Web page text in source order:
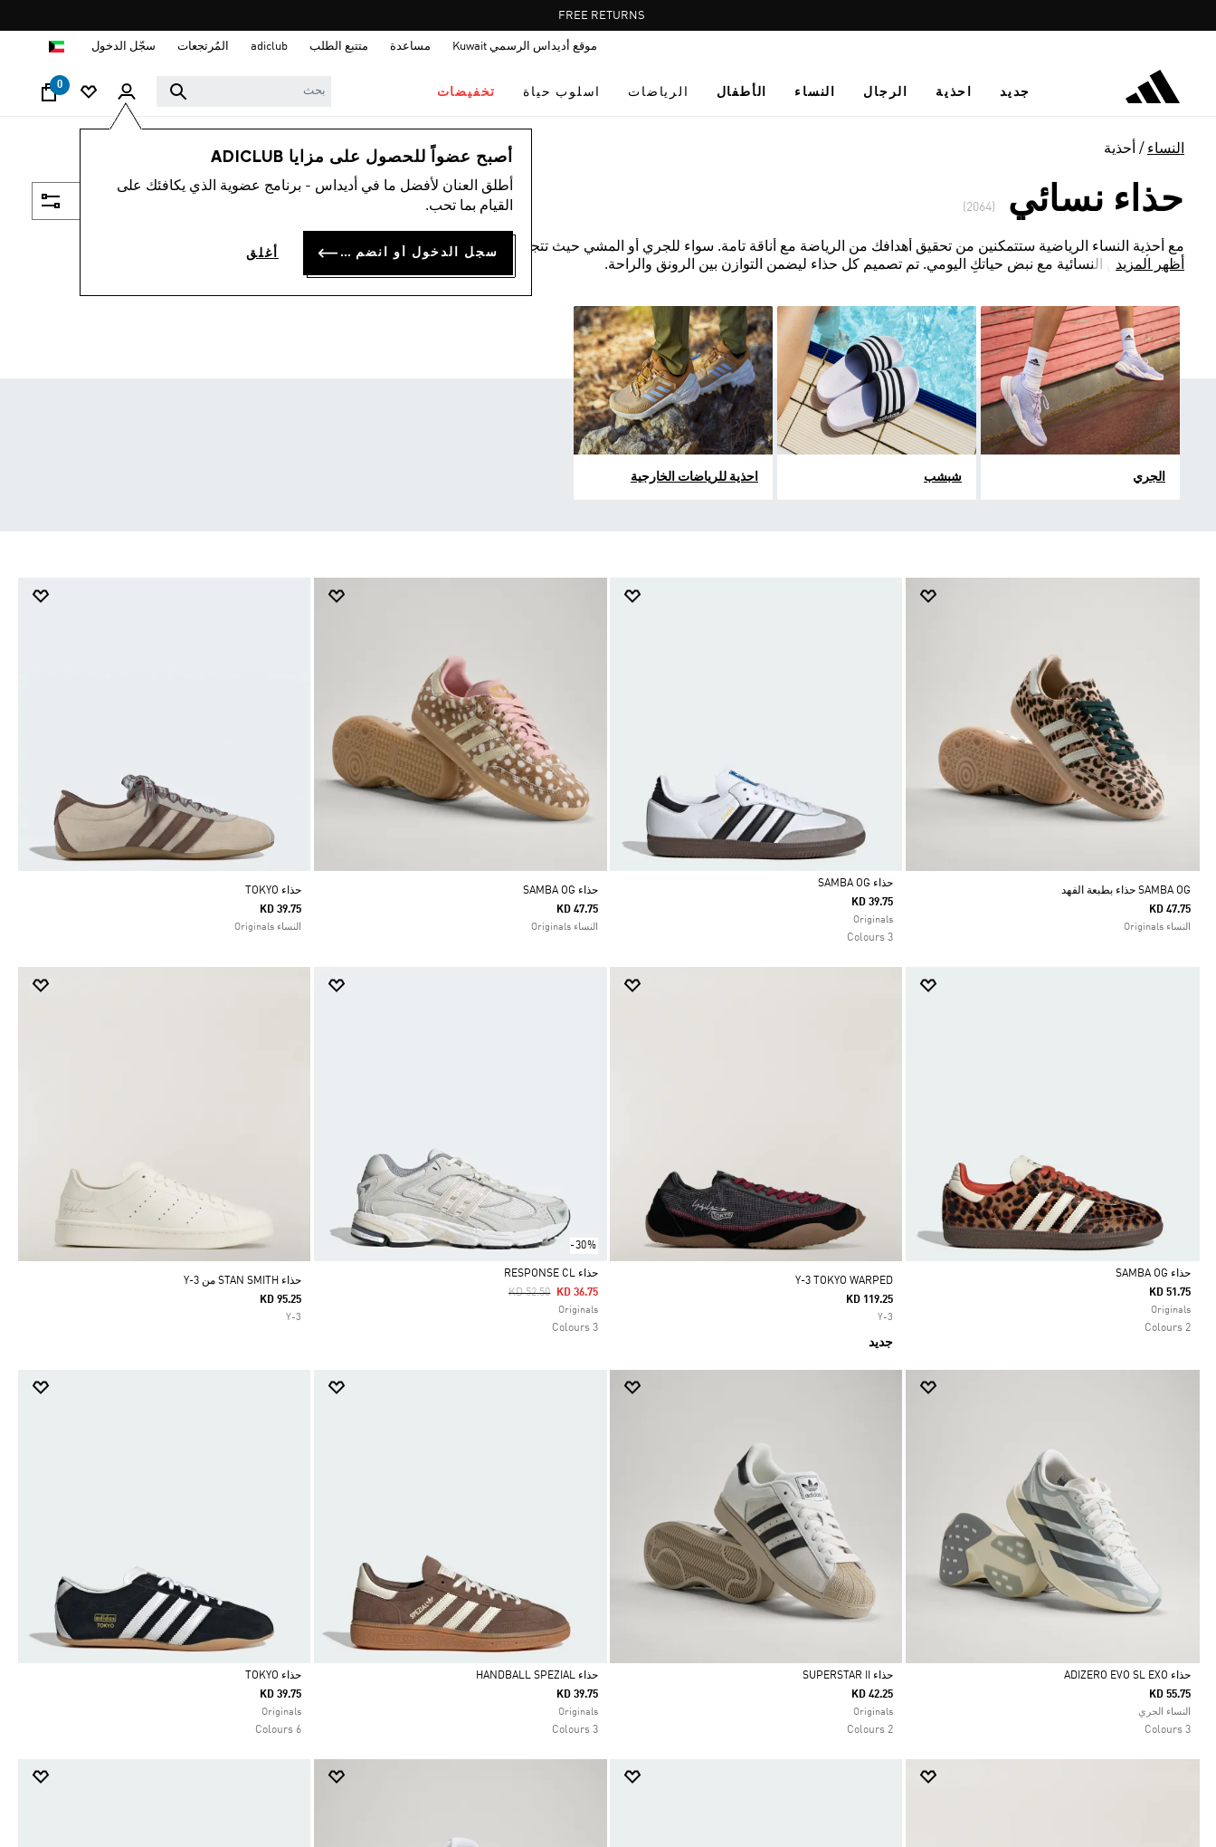
Pause
promotion
FREE RETURNS
موقع أديداس الرسمي Kuwait مساعدة متتبع الطلب adiclub المُرتجعات سجّل الدخول
جديد احذية الرجال النساء الأطفال الرياضات اسلوب حياة تخفيضات
0
أصبح عضواً للحصول على مزايا ADICLUB
أطلق العنان لأفضل ما في أديداس - برنامج عضوية الذي يكافئك على
القيام بما تحب.
سجل الدخول أو انضم الآن أغلق
النساء أحذية
حذاء نسائي (2064)
مع أحذية النساء الرياضية ستتمكنين من تحقيق أهدافك من الرياضة مع أناقة تامة. سواء للجري أو المشي حيث تتجاوب تشكيلة
أحذية أديداس النسائية مع نبض حياتكِ اليومي. تم تصميم كل حذاء ليضمن التوازن بين الرونق والراحة.
أظهر المزيد
الجري شبشب احذية للرياضات الخارجية
SAMBA OG حذاء بطبعة الفهد
KD 47.75
النساء Originals
Selected
حذاء SAMBA OG
KD 39.75
Originals
3 Colours
حذاء SAMBA OG
KD 47.75
النساء Originals
حذاء TOKYO
KD 39.75
النساء Originals
Selected
حذاء SAMBA OG
KD 51.75
Originals
2 Colours
Y-3 TOKYO WARPED
KD 119.25
Y-3
جديد
-30%
Selected
حذاء RESPONSE CL
Price Reduced From
KD 52.50ToKD 36.75
Originals
3 Colours
حذاء STAN SMITH من Y-3
KD 95.25
Y-3
Selected
حذاء ADIZERO EVO SL EXO
KD 55.75
النساء الجري
3 Colours
Selected
حذاء SUPERSTAR II
KD 42.25
Originals
2 Colours
Selected
حذاء HANDBALL SPEZIAL
KD 39.75
Originals
3 Colours
Selected
حذاء TOKYO
KD 39.75
Originals
6 Colours